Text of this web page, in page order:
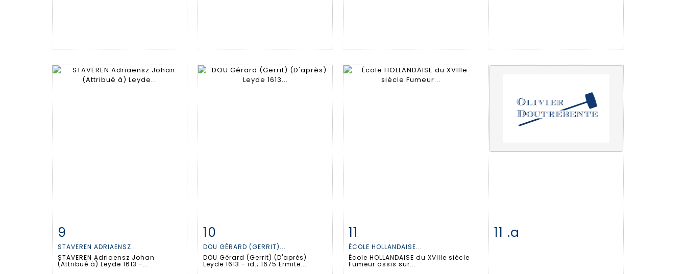
Fiche détaillée
9
STAVEREN ADRIAENSZ...
STAVEREN Adriaensz Johan
(Attribué à) Leyde 1613 -...
Fiche détaillée
10
DOU GÉRARD (GERRIT)...
DOU Gérard (Gerrit) (D'après)
Leyde 1613 - id.; 1675 Ermite...
Fiche détaillée
11
ÉCOLE HOLLANDAISE...
École HOLLANDAISE du XVIIIe siècle
Fumeur assis sur...
Fiche détaillée
11 .a